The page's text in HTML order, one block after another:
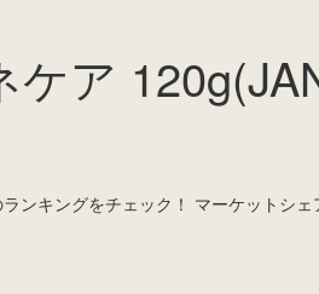
ア
ンキングをチェック！ マーケットシ